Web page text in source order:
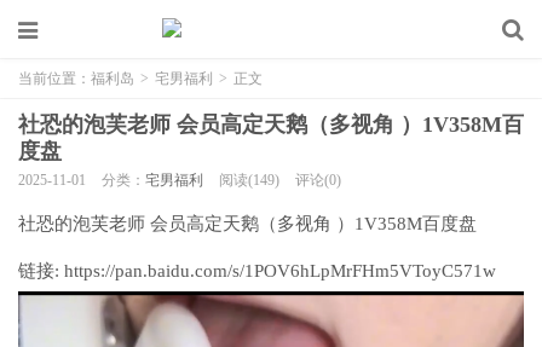
当前位置： 福利岛 > 宅男福利 > 正文
社恐的泡芙老师 会员高定天鹅（多视角 ）1V358M百
度盘
2025-11-01 分类： 宅男福利 阅读(149) 评论(0)
社恐的泡芙老师 会员高定天鹅（多视角 ）1V358M百度盘
链接: https://pan.baidu.com/s/1POV6hLpMrFHm5VToyC571w